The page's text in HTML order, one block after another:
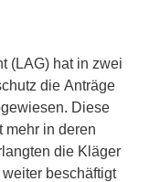
(LAG) hat in zwei
die Anträge
Diese
mehr in deren
die Kläger
beschäftigt